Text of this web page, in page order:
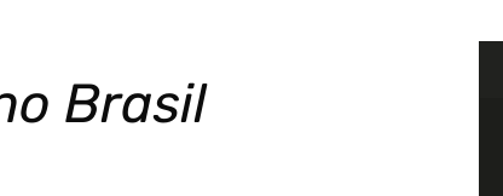
Brasil